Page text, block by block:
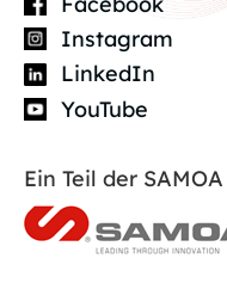
Instagram
LinkedIn
YouTube
Ein Teil der